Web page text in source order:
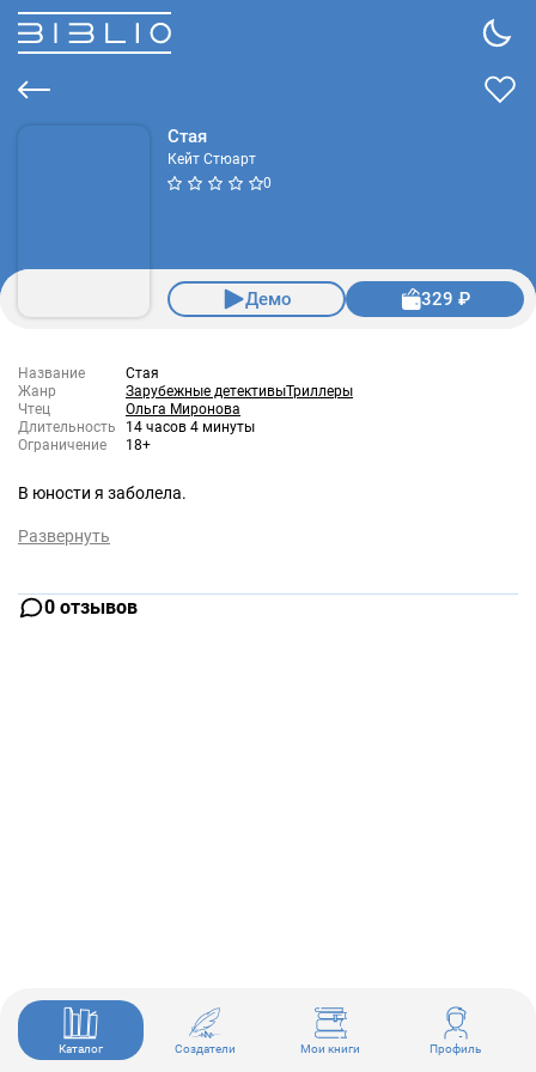
Стая
Кейт Стюарт
0
Демо 329 ₽
Название
Стая
Жанр
Зарубежные детективыТриллеры
Чтец
Ольга Миронова
Длительность
14 часов 4 минуты
Ограничение
18+
В юности я заболела.
Развернуть
0 отзывов
Каталог Создатели Мои книги Профиль